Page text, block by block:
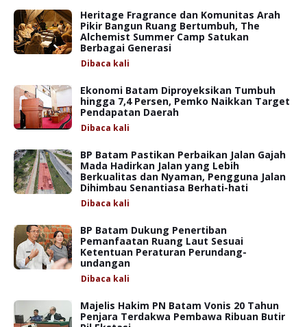
Heritage Fragrance dan Komunitas Arah
Pikir Bangun Ruang Bertumbuh, The
Alchemist Summer Camp Satukan
Berbagai Generasi
Dibaca kali
Ekonomi Batam Diproyeksikan Tumbuh
hingga 7,4 Persen, Pemko Naikkan Target
Pendapatan Daerah
Dibaca kali
BP Batam Pastikan Perbaikan Jalan Gajah
Mada Hadirkan Jalan yang Lebih
Berkualitas dan Nyaman, Pengguna Jalan
Dihimbau Senantiasa Berhati-hati
Dibaca kali
BP Batam Dukung Penertiban
Pemanfaatan Ruang Laut Sesuai
Ketentuan Peraturan Perundang-
undangan
Dibaca kali
Majelis Hakim PN Batam Vonis 20 Tahun
Penjara Terdakwa Pembawa Ribuan Butir